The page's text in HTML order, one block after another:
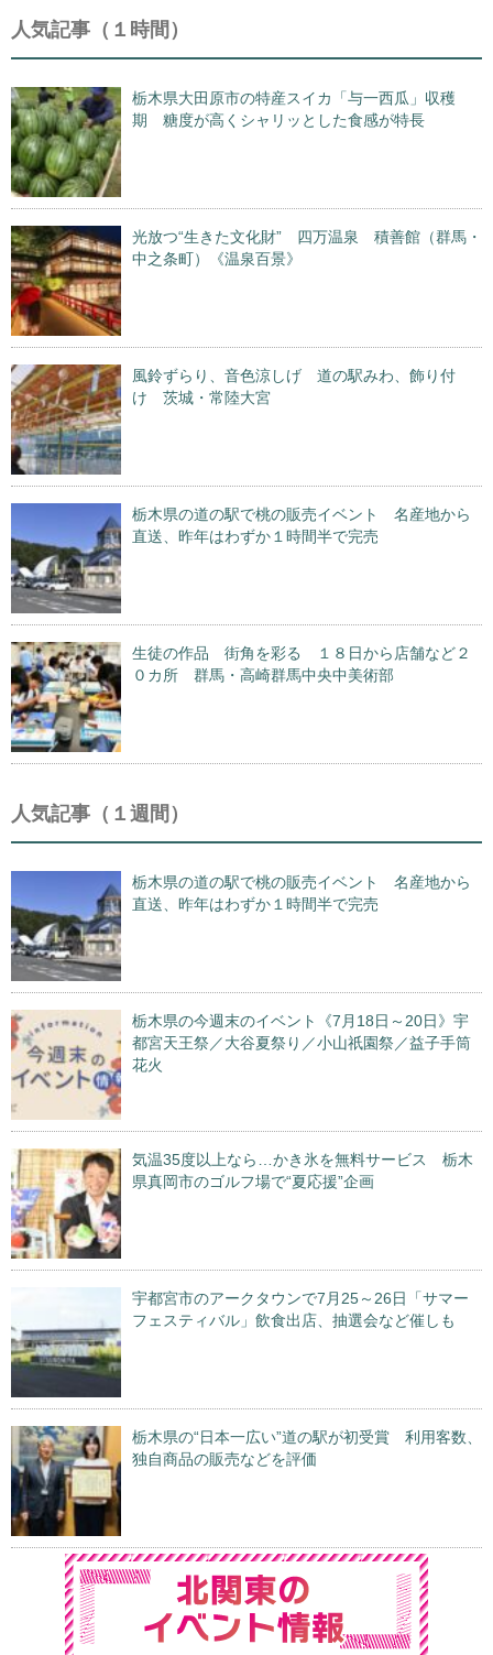
人気記事（１時間）
栃木県大田原市の特産スイカ「与一西瓜」収穫
期 糖度が高くシャリッとした食感が特長
光放つ“生きた文化財” 四万温泉 積善館（群馬・
中之条町）《温泉百景》
風鈴ずらり、音色涼しげ 道の駅みわ、飾り付
け 茨城・常陸大宮
栃木県の道の駅で桃の販売イベント 名産地から
直送、昨年はわずか１時間半で完売
生徒の作品 街角を彩る １８日から店舗など２
０カ所 群馬・高崎群馬中央中美術部
人気記事（１週間）
栃木県の道の駅で桃の販売イベント 名産地から
直送、昨年はわずか１時間半で完売
栃木県の今週末のイベント《7月18日～20日》宇
都宮天王祭／大谷夏祭り／小山祇園祭／益子手筒
花火
気温35度以上なら…かき氷を無料サービス 栃木
県真岡市のゴルフ場で“夏応援”企画
宇都宮市のアークタウンで7月25～26日「サマー
フェスティバル」飲食出店、抽選会など催しも
栃木県の“日本一広い”道の駅が初受賞 利用客数、
独自商品の販売などを評価